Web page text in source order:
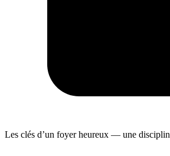
Les clés d’un foyer heureux — une